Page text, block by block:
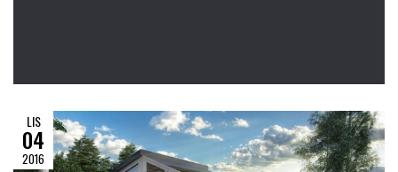
LIS
04
2016